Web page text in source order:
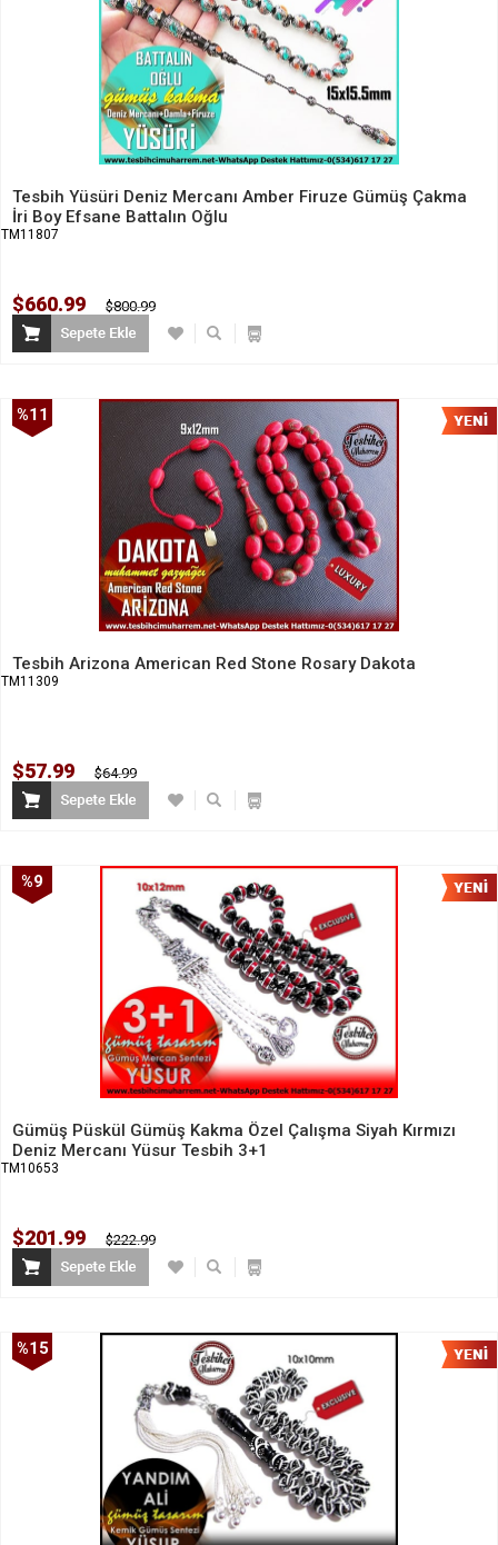
Tesbih Yüsüri Deniz Mercanı Amber Firuze Gümüş Çakma
İri Boy Efsane Battalın Oğlu
TM11807
$660.99 $800.99
Tesbih Arizona American Red Stone Rosary Dakota
TM11309
$57.99 $64.99
%11
Gümüş Püskül Gümüş Kakma Özel Çalışma Siyah Kırmızı
Deniz Mercanı Yüsur Tesbih 3+1
TM10653
$201.99 $222.99
%9
%15